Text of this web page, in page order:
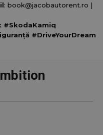
: book@jacobautorent.ro |
#SkodaKamiq
#DriveYourDream